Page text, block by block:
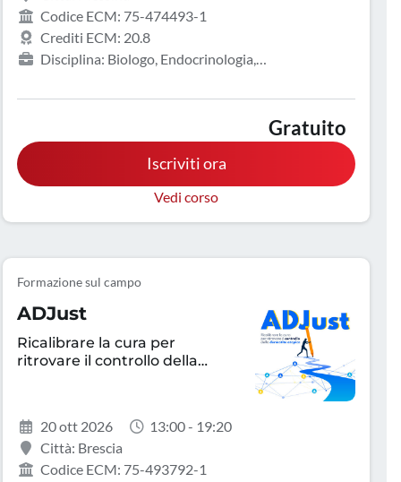
Codice ECM: 75-474493-1
Crediti ECM: 20.8
Disciplina: Biologo, Endocrinologia,
Infermiere, Malattie metaboliche e diabetologia,
Medicina d'emergenza-urgenza, Medicina interna,
Oncologia, Pediatria, Tecnico sanitario di laboratorio
biomedico, Tecnico sanitario di radiologia medica
Gratuito
Iscriviti ora
Vedi corso
Formazione sul campo
ADJust
Ricalibrare la cura per
ritrovare il controllo della
20 ott 2026
13:00 - 19:20
Città: Brescia
Codice ECM: 75-493792-1